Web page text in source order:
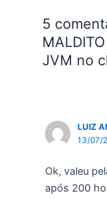
5
JVM no
LUIZ
13/07/
Ok, valeu
após 200